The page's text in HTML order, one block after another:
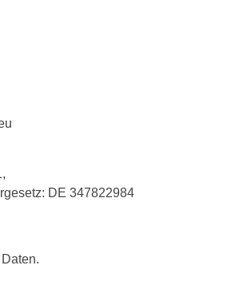
DE 347822984